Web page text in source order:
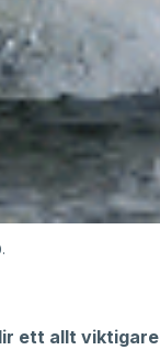
ett allt viktigare